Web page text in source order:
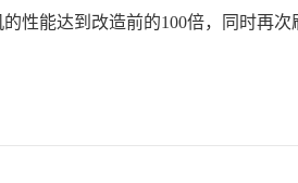
性能达到改造前的100倍，同时再次